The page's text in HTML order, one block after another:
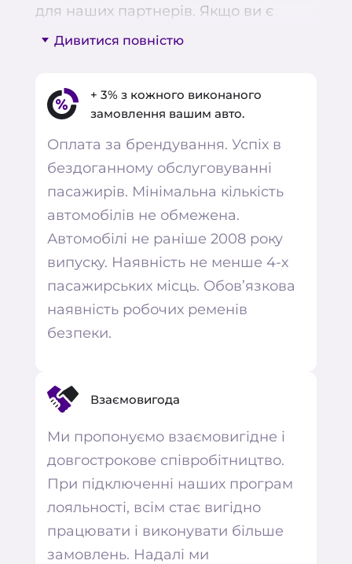
для наших партнерів. Якщо ви є
власником автопарку або компанією,
надійним союзником. Наш підхід
довгостроковій взаємодії та високій
якості послуг. Разом ми можемо
розширити горизонти бізнесу,
забезпечивши найвищий рівень
обслуговування клієнтів.
Якщо Ви є власником кількох
автомобілів або є власником
автопарку, ми запрошуємо Вас до
Ми пропонуємо партнерство для
вигідних умовах. Використовуючи
наш онлайн сервіс для замовлення
таксі, Ви отримуєте дохід від кожної
поїздки, яку здійснюють ваші
автомобілі.
Дивитися повністю
+ 3% з кожного виконаного
замовлення вашим авто.
Оплата за брендування. Успіх в
бездоганному обслуговуванні
пасажирів. Мінімальна кількість
автомобілів не обмежена.
Автомобілі не раніше 2008 року
випуску. Наявність не менше 4-х
пасажирських місць. Обов’язкова
наявність робочих ременів
безпеки.
Взаємовигода
Ми пропонуємо взаємовигідне і
довгострокове співробітництво.
При підключенні наших програм
лояльності, всім стає вигідно
працювати і виконувати більше
замовлень. Надалі ми